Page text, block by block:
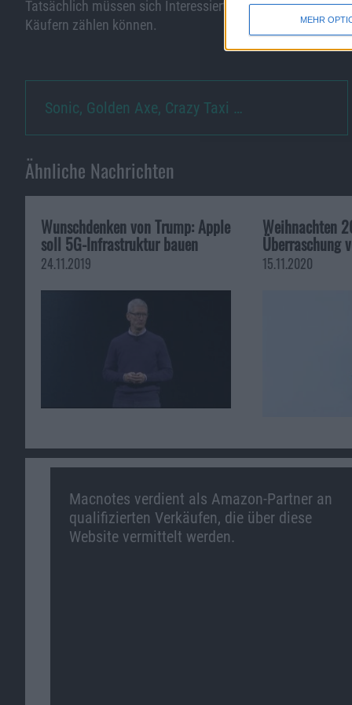
MEHR
Tatsächlich müssen sich Interessierte aber bereits
Käufern zählen können.
Sonic, Golden Axe, Crazy Taxi …
Ähnliche Nachrichten
Wunschdenken von Trump: Apple
soll 5G-Infrastruktur bauen
24.11.2019
Weihnachten
Überraschung
15.11.2020
Macnotes verdient als Amazon-Partner an
qualifizierten Verkäufen, die über diese
Website vermittelt werden.